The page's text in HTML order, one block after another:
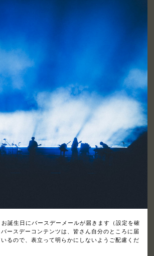
お誕生日にバースデーメールが届きます（設定を確
ースデーコンテンツは、皆さん自分のところに届
るので、表立って明らかにしないようご配慮くだ